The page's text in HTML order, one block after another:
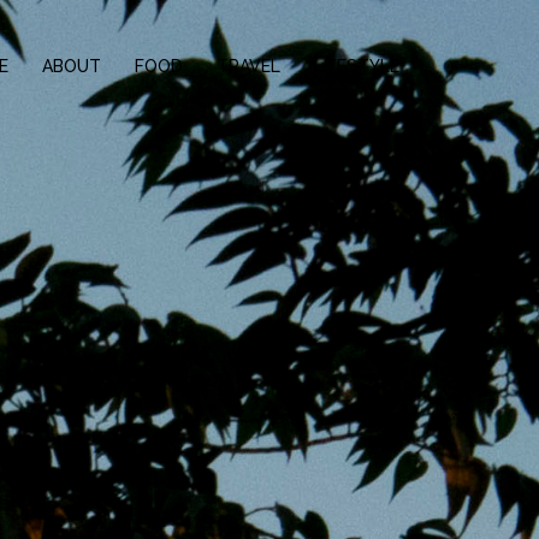
ABOUT FOOD TRAVEL LIFESTYLE